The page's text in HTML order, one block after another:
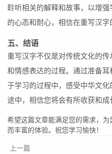
聆听相关的解释和故事，以增
的心态和耐心，相信在重写汉字
五、结语
重写汉字不仅是对传统文化的
和情感表达的过程。通过准备
于学习的过程中，感受中华文
途中，相信您将会有所收获和成
希望这篇文章能满足您的需求，
而丰富的体验。祝您学习愉快！
上一篇